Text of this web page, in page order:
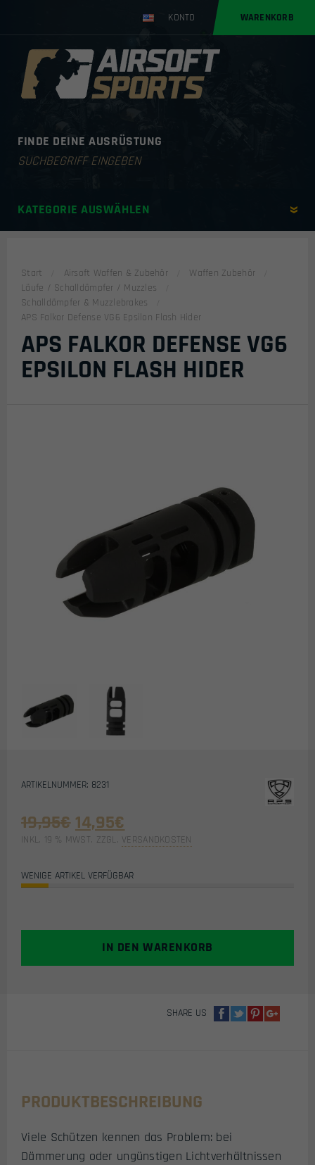
KONTO WARENKORB
FINDE DEINE AUSRÜSTUNG
Products
KATEGORIE AUSWÄHLEN
Start Airsoft Waffen & Zubehör
Waffen Zubehör
Läufe / Schalldämpfer / Muzzles
Schalldämpfer & Muzzlebrakes
APS Falkor Defense VG6 Epsilon Flash Hider
APS FALKOR DEFENSE VG6
EPSILON FLASH HIDER
ARTIKELNUMMER: 8231
19,95€ Ursprünglicher
Preis
19,95€
14,95€
Preis
14,95€.
INKL. 19 % MWST. ZZGL. VERSANDKOSTEN
WENIGE ARTIKEL VERFÜGBAR
IN DEN WARENKORB
SHARE US
PRODUKTBESCHREIBUNG
Viele Schützen kennen das Problem: bei
Dämmerung oder ungünstigen Lichtverhältnissen